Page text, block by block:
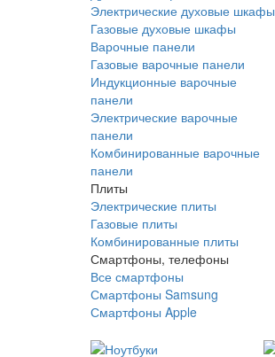
Электрические духовые шкафы
Газовые духовые шкафы
Варочные панели
Газовые варочные панели
Индукционные варочные
панели
Электрические варочные
панели
Комбинированные варочные
панели
Плиты
Электрические плиты
Газовые плиты
Комбинированные плиты
Смартфоны, телефоны
Все смартфоны
Смартфоны Samsung
Смартфоны Apple